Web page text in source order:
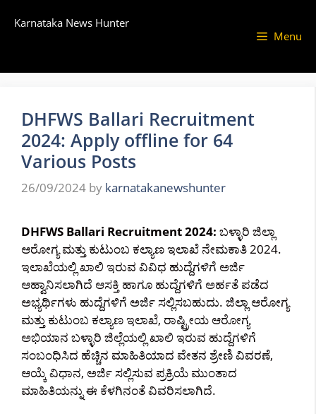
Karnataka News Hunter
Menu
DHFWS Ballari Recruitment
2024: Apply offline for 64
Various Posts
26/09/2024 by karnatakanewshunter
DHFWS Ballari Recruitment 2024: ಬಳ್ಳಾರಿ ಜಿಲ್ಲಾ
ಆರೋಗ್ಯ ಮತ್ತು ಕುಟುಂಬ ಕಲ್ಯಾಣ ಇಲಾಖೆ ನೇಮಕಾತಿ 2024.
ಇಲಾಖೆಯಲ್ಲಿ ಖಾಲಿ ಇರುವ ವಿವಿಧ ಹುದ್ದೆಗಳಿಗೆ ಅರ್ಜಿ
ಆಹ್ವಾನಿಸಲಾಗಿದೆ ಆಸಕ್ತಿ ಹಾಗೂ ಹುದ್ದೆಗಳಿಗೆ ಅರ್ಹತೆ ಪಡೆದ
ಅಭ್ಯರ್ಥಿಗಳು ಹುದ್ದೆಗಳಿಗೆ ಅರ್ಜಿ ಸಲ್ಲಿಸಬಹುದು. ಜಿಲ್ಲಾ ಆರೋಗ್ಯ
ಮತ್ತು ಕುಟುಂಬ ಕಲ್ಯಾಣ ಇಲಾಖೆ, ರಾಷ್ಟ್ರೀಯ ಆರೋಗ್ಯ
ಅಭಿಯಾನ ಬಳ್ಳಾರಿ ಜಿಲ್ಲೆಯಲ್ಲಿ ಖಾಲಿ ಇರುವ ಹುದ್ದೆಗಳಿಗೆ
ಸಂಬಂಧಿಸಿದ ಹೆಚ್ಚಿನ ಮಾಹಿತಿಯಾದ ವೇತನ ಶ್ರೇಣಿ ವಿವರಣೆ,
ಆಯ್ಕೆ ವಿಧಾನ, ಅರ್ಜಿ ಸಲ್ಲಿಸುವ ಪ್ರಕ್ರಿಯೆ ಮುಂತಾದ
ಮಾಹಿತಿಯನ್ನು ಈ ಕೆಳಗಿನಂತೆ ವಿವರಿಸಲಾಗಿದೆ.